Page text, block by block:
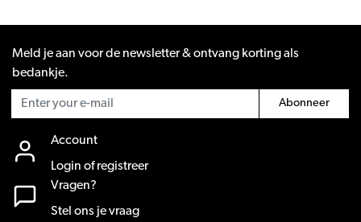
Meld je aan voor de newsletter & ontvang korting als
bedankje.
Abonneer
Account
Login of registreer
Vragen?
Stel ons je vraag